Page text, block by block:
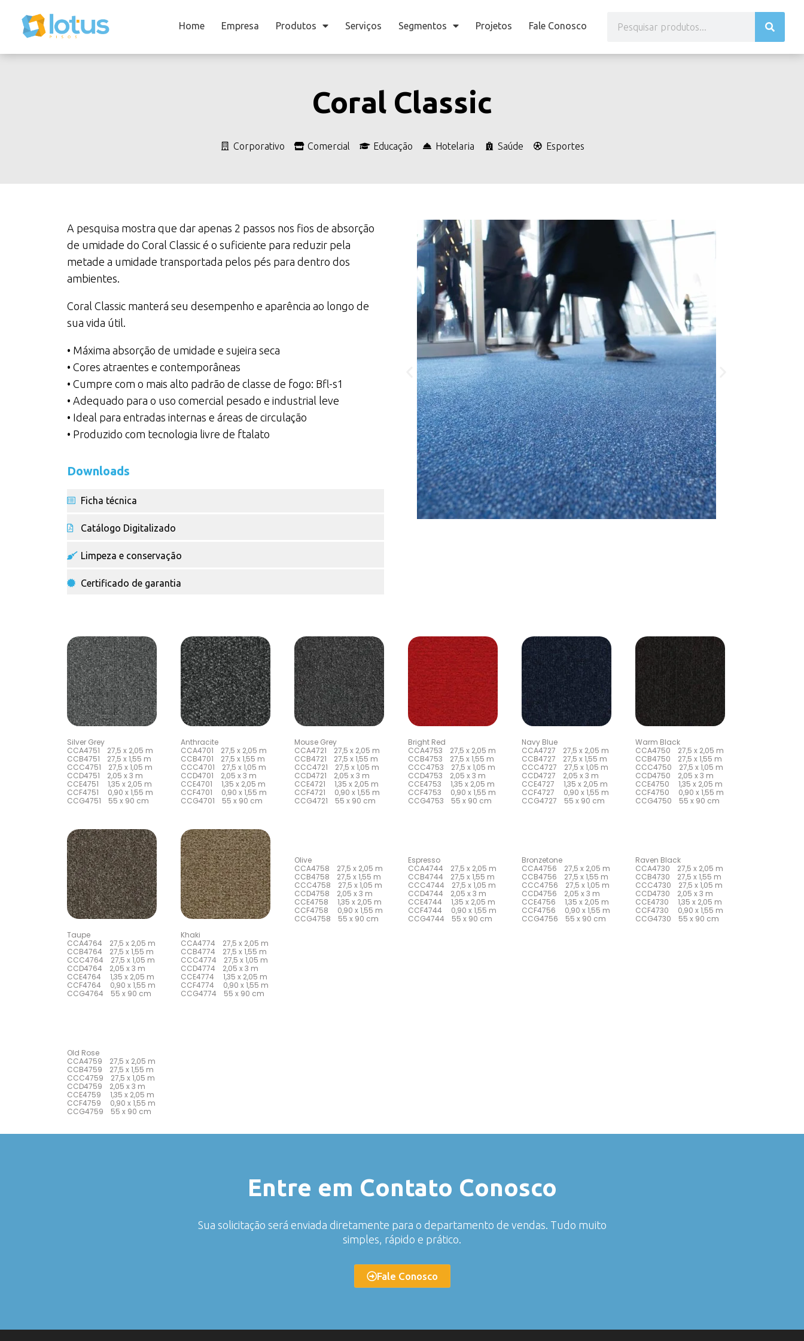
Home Empresa Produtos Serviços Segmentos Projetos Fale Conosco
Coral Classic
Corporativo Comercial Educação Hotelaria Saúde Esportes
A pesquisa mostra que dar apenas 2 passos nos fios de absorção
de umidade do Coral Classic é o suficiente para reduzir pela
metade a umidade transportada pelos pés para dentro dos
ambientes.
Coral Classic manterá seu desempenho e aparência ao longo de
sua vida útil.
• Máxima absorção de umidade e sujeira seca
• Cores atraentes e contemporâneas
• Cumpre com o mais alto padrão de classe de fogo: Bfl-s1
• Adequado para o uso comercial pesado e industrial leve
• Ideal para entradas internas e áreas de circulação
• Produzido com tecnologia livre de ftalato
Downloads
Ficha técnica
Catálogo Digitalizado
Limpeza e conservação
Certificado de garantia
Silver Grey
CCA4751 27,5 x 2,05 m
CCB4751 27,5 x 1,55 m
CCC4751 27,5 x 1,05 m
CCD4751 2,05 x 3 m
CCE4751 1,35 x 2,05 m
CCF4751 0,90 x 1,55 m
CCG4751 55 x 90 cm
Anthracite
CCA4701 27,5 x 2,05 m
CCB4701 27,5 x 1,55 m
CCC4701 27,5 x 1,05 m
CCD4701 2,05 x 3 m
CCE4701 1,35 x 2,05 m
CCF4701 0,90 x 1,55 m
CCG4701 55 x 90 cm
Mouse Grey
CCA4721 27,5 x 2,05 m
CCB4721 27,5 x 1,55 m
CCC4721 27,5 x 1,05 m
CCD4721 2,05 x 3 m
CCE4721 1,35 x 2,05 m
CCF4721 0,90 x 1,55 m
CCG4721 55 x 90 cm
Bright Red
CCA4753 27,5 x 2,05 m
CCB4753 27,5 x 1,55 m
CCC4753 27,5 x 1,05 m
CCD4753 2,05 x 3 m
CCE4753 1,35 x 2,05 m
CCF4753 0,90 x 1,55 m
CCG4753 55 x 90 cm
Navy Blue
CCA4727 27,5 x 2,05 m
CCB4727 27,5 x 1,55 m
CCC4727 27,5 x 1,05 m
CCD4727 2,05 x 3 m
CCE4727 1,35 x 2,05 m
CCF4727 0,90 x 1,55 m
CCG4727 55 x 90 cm
Warm Black
CCA4750 27,5 x 2,05 m
CCB4750 27,5 x 1,55 m
CCC4750 27,5 x 1,05 m
CCD4750 2,05 x 3 m
CCE4750 1,35 x 2,05 m
CCF4750 0,90 x 1,55 m
CCG4750 55 x 90 cm
Taupe
CCA4764 27,5 x 2,05 m
CCB4764 27,5 x 1,55 m
CCC4764 27,5 x 1,05 m
CCD4764 2,05 x 3 m
CCE4764 1,35 x 2,05 m
CCF4764 0,90 x 1,55 m
CCG4764 55 x 90 cm
Khaki
CCA4774 27,5 x 2,05 m
CCB4774 27,5 x 1,55 m
CCC4774 27,5 x 1,05 m
CCD4774 2,05 x 3 m
CCE4774 1,35 x 2,05 m
CCF4774 0,90 x 1,55 m
CCG4774 55 x 90 cm
Olive
CCA4758 27,5 x 2,05 m
CCB4758 27,5 x 1,55 m
CCC4758 27,5 x 1,05 m
CCD4758 2,05 x 3 m
CCE4758 1,35 x 2,05 m
CCF4758 0,90 x 1,55 m
CCG4758 55 x 90 cm
Espresso
CCA4744 27,5 x 2,05 m
CCB4744 27,5 x 1,55 m
CCC4744 27,5 x 1,05 m
CCD4744 2,05 x 3 m
CCE4744 1,35 x 2,05 m
CCF4744 0,90 x 1,55 m
CCG4744 55 x 90 cm
Bronzetone
CCA4756 27,5 x 2,05 m
CCB4756 27,5 x 1,55 m
CCC4756 27,5 x 1,05 m
CCD4756 2,05 x 3 m
CCE4756 1,35 x 2,05 m
CCF4756 0,90 x 1,55 m
CCG4756 55 x 90 cm
Raven Black
CCA4730 27,5 x 2,05 m
CCB4730 27,5 x 1,55 m
CCC4730 27,5 x 1,05 m
CCD4730 2,05 x 3 m
CCE4730 1,35 x 2,05 m
CCF4730 0,90 x 1,55 m
CCG4730 55 x 90 cm
Old Rose
CCA4759 27,5 x 2,05 m
CCB4759 27,5 x 1,55 m
CCC4759 27,5 x 1,05 m
CCD4759 2,05 x 3 m
CCE4759 1,35 x 2,05 m
CCF4759 0,90 x 1,55 m
CCG4759 55 x 90 cm
Entre em Contato Conosco
Sua solicitação será enviada diretamente para o departamento de vendas. Tudo muito
simples, rápido e prático.
Fale Conosco